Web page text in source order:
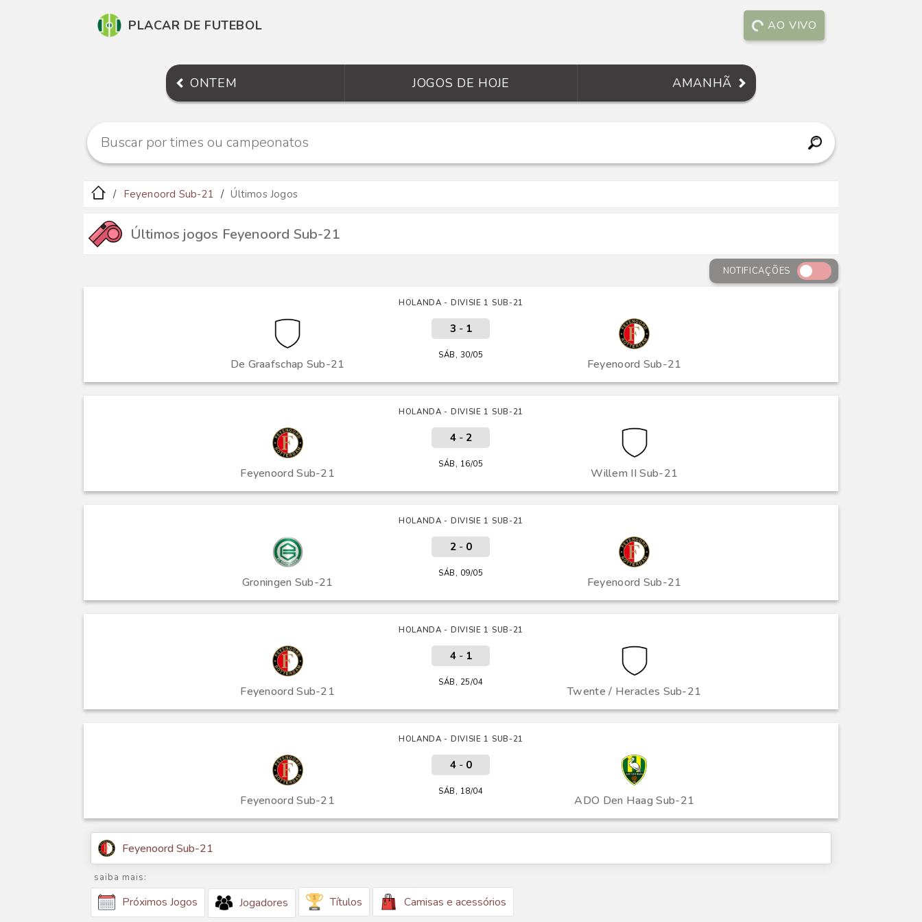
PLACAR DE FUTEBOL AO VIVO
ONTEM JOGOS DE HOJE AMANHÃ
Feyenoord Sub-21 Últimos Jogos
Últimos jogos Feyenoord Sub-21
NOTIFICAÇÕES
HOLANDA - DIVISIE 1 SUB-21
De Graafschap Sub-21 Feyenoord Sub-21
3 - 1
SÁB, 30/05
HOLANDA - DIVISIE 1 SUB-21
Feyenoord Sub-21 Willem II Sub-21
4- 2
SÁB, 16/05
HOLANDA - DIVISIE 1 SUB-21
Groningen Sub-21 Feyenoord Sub-21
2- 0
SÁB, 09/05
HOLANDA - DIVISIE 1 SUB-21
Feyenoord Sub-21 Twente / Heracles Sub-21
4- 1
SÁB, 25/04
HOLANDA - DIVISIE 1 SUB-21
Feyenoord Sub-21 ADO Den Haag Sub-21
4- 0
SÁB, 18/04
Feyenoord Sub-21
saiba mais:
Próximos Jogos Jogadores Títulos Camisas e acessórios